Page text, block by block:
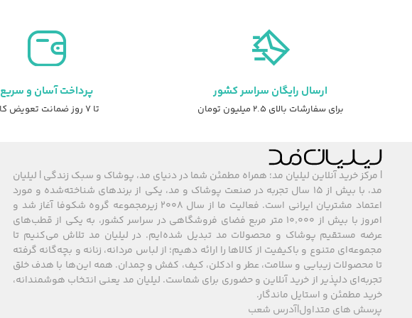
ارسال رایگان سراسر کشور
برای سفارشات بالای ۲.۵ میلیون تومان
پرداخت آسان و سریع
تا ۷ روز ضمانت تعویض کالا
| مرکز خرید آنلاین لیلیان مد؛ همراه مطمئن شما در دنیای مد، پوشاک و سبک زندگی | لیلیان
مد، با بیش از ۱۵ سال تجربه در صنعت پوشاک و مد، یکی از برندهای شناخته‌شده و مورد
اعتماد مشتریان ایرانی است. فعالیت ما از سال ۲۰۰۸ زیرمجموعه گروه شکوفا آغاز شد و
امروز با بیش از ۱۰٬۰۰۰ متر مربع فضای فروشگاهی در سراسر کشور، به یکی از قطب‌های
عرضه مستقیم پوشاک و محصولات مد تبدیل شده‌ایم. در لیلیان مد تلاش می‌کنیم تا
مجموعه‌ای متنوع و باکیفیت از کالاها را ارائه دهیم؛ از لباس مردانه، زنانه و بچه‌گانه گرفته
تا محصولات زیبایی و سلامت، عطر و ادکلن، کیف، کفش و چمدان. همه این‌ها با هدف خلق
تجربه‌ای دلپذیر از خرید آنلاین و حضوری برای شماست. لیلیان مد یعنی انتخاب هوشمندانه،
خرید مطمئن و استایل ماندگار.
پرسش های متداول|آدرس شعب